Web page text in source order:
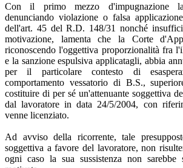
Con il primo mezzo d'impugnazione
denunciando violazione o falsa
dell'art. 45 del R.D. 148/31 nonché
motivazione, lamenta che la Corte
riconoscendo l'oggettiva proporzionalità fra
e la sanzione espulsiva applicatagli, abbia
per il particolare contesto di
comportamento vessatorio di B.S.,
costituire di per sé un'attenuante soggettiva
dal lavoratore in data 24/5/2004, con
venne licenziato.
Ad avviso della ricorrente, tale
soggettiva a favore del lavoratore, non
ogni caso la sua sussistenza non sarebbe